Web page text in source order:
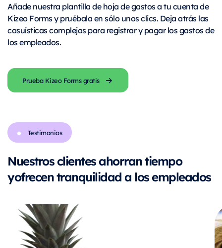
Añade nuestra plantilla de hoja de gastos a tu cuenta de
Kizeo Forms y pruébala en sólo unos clics. Deja atrás las
casuísticas complejas para registrar y pagar los gastos de
los empleados.
Prueba Kizeo Forms gratis
Testimonios
Nuestros clientes ahorran tiempo
yofrecen tranquilidad a los empleados